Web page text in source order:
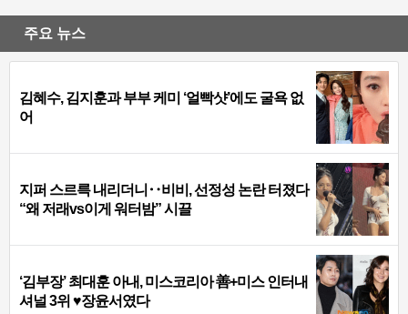
주요 뉴스
김혜수, 김지훈과 부부 케미 ‘얼빡샷’에도 굴욕 없
어
지퍼 스르륵 내리더니‥비비, 선정성 논란 터졌다
“왜 저래vs이게 워터밤” 시끌
‘김부장’ 최대훈 아내, 미스코리아 善+미스 인터내
셔널 3위 ♥장윤서였다